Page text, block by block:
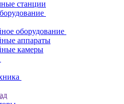
станции
оборудование
аппараты
камеры